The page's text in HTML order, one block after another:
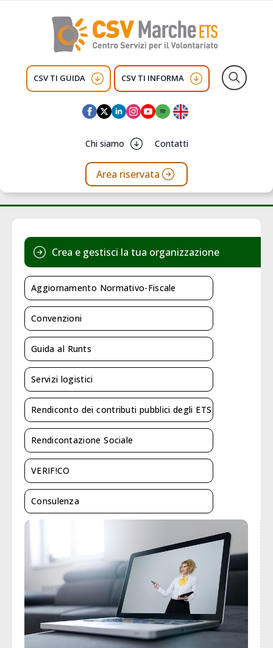
CSV TI GUIDA CSV TI INFORMA
Chi siamo Contatti
Area riservata
Crea e gestisci la tua organizzazione
Aggiornamento Normativo-Fiscale
Convenzioni
Guida al Runts
Servizi logistici
Rendiconto dei contributi pubblici degli ETS
Rendicontazione Sociale
VERIF!CO
Consulenza